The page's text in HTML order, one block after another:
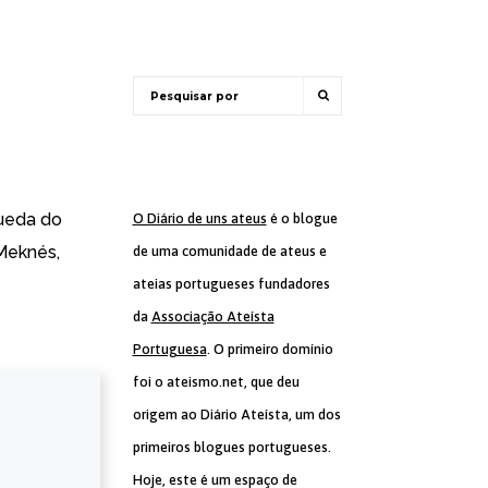
do
O Diário de uns ateus é o blogue
de uma comunidade de ateus e
ateias portugueses fundadores
da Associação Ateísta
Portuguesa. O primeiro domínio
foi o ateismo.net, que deu
origem ao Diário Ateísta, um dos
primeiros blogues portugueses.
Hoje, este é um espaço de